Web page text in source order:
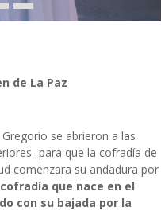
de La Paz
se abrieron a las
para que la cofradía de
comenzara su andadura por
que nace en el
con su bajada por la